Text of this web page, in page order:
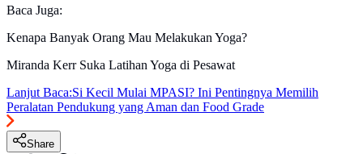
Baca Juga:
Kenapa Banyak Orang Mau Melakukan Yoga?
Miranda Kerr Suka Latihan Yoga di Pesawat
Lanjut Baca:Si Kecil Mulai MPASI? Ini Pentingnya Memilih
Peralatan Pendukung yang Aman dan Food Grade
Share